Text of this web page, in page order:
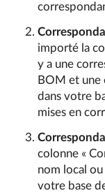
importé la
y a une
BOM et une
dans votre
mises en
colonne «
nom local
votre base